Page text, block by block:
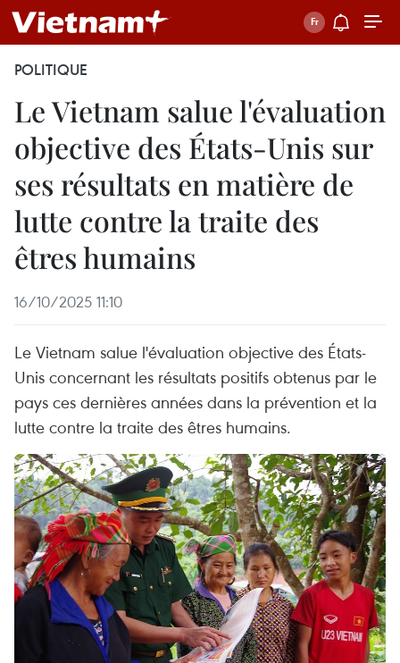
POLITIQUE
Le Vietnam salue l'évaluation
objective des États-Unis sur
ses résultats en matière de
lutte contre la traite des
êtres humains
16/10/2025 11:10
Le Vietnam salue l'évaluation objective des États-
Unis concernant les résultats positifs obtenus par le
pays ces dernières années dans la prévention et la
lutte contre la traite des êtres humains.